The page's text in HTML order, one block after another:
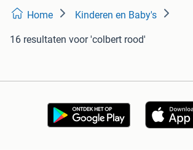
Home Kinderen en Baby's
16 resultaten voor 'colbert rood'